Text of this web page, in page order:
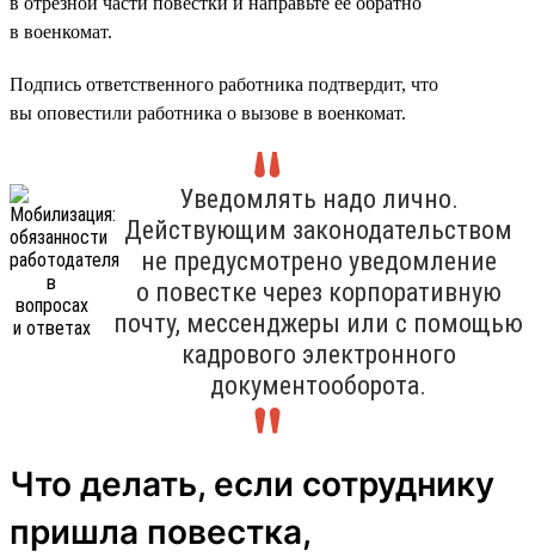
в военкомат.
Подпись ответственного работника подтвердит, что
вы оповестили работника о вызове в военкомат.
Уведомлять надо лично.
Действующим законодательством
не предусмотрено уведомление
о повестке через корпоративную
почту, мессенджеры или с помощью
кадрового электронного
документооборота.
Что делать, если сотруднику
пришла повестка,